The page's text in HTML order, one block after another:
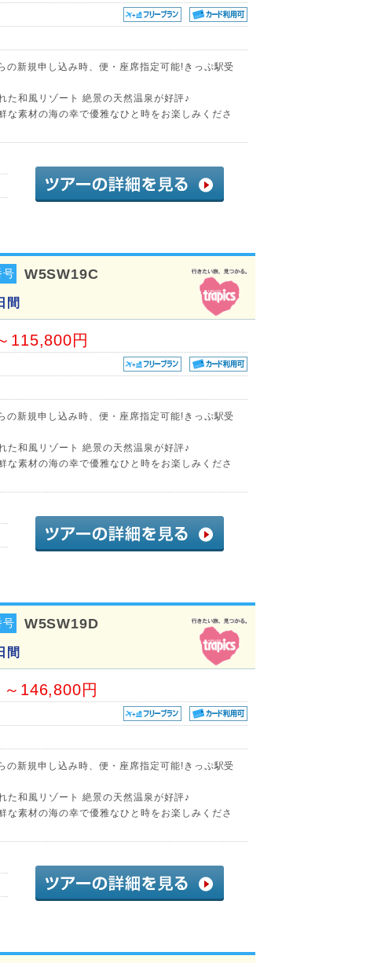
の新規申し込み時、便・座席指定可能!きっぷ駅受
た和風リゾート 絶景の天然温泉が好評♪
な素材の海の幸で優雅なひと時をお楽しみくださ
号 W5SW19C
間
115,800円
の新規申し込み時、便・座席指定可能!きっぷ駅受
た和風リゾート 絶景の天然温泉が好評♪
な素材の海の幸で優雅なひと時をお楽しみくださ
号 W5SW19D
間
146,800円
の新規申し込み時、便・座席指定可能!きっぷ駅受
た和風リゾート 絶景の天然温泉が好評♪
な素材の海の幸で優雅なひと時をお楽しみくださ